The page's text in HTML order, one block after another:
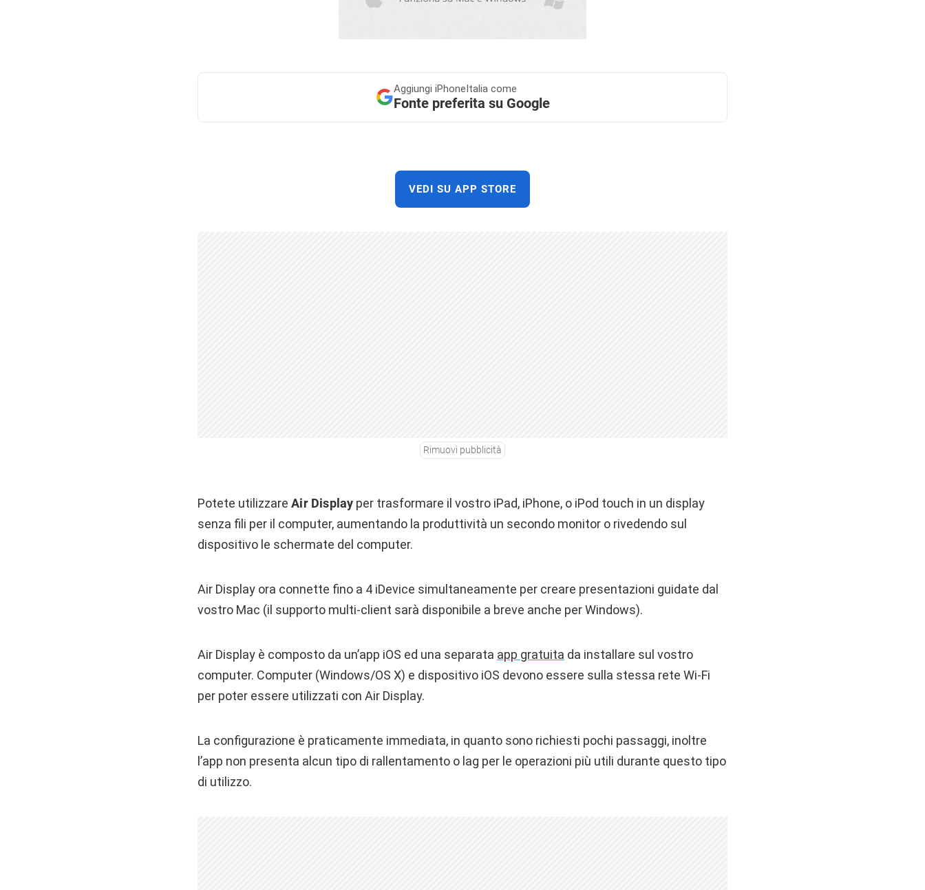
Aggiungi iPhoneItalia come
Fonte preferita su Google
VEDI SU APP STORE
Rimuovi pubblicità
Potete utilizzare Air Display per trasformare il vostro iPad, iPhone, o iPod touch in un display
senza fili per il computer, aumentando la produttività un secondo monitor o rivedendo sul
dispositivo le schermate del computer.
Air Display ora connette fino a 4 iDevice simultaneamente per creare presentazioni guidate dal
vostro Mac (il supporto multi-client sarà disponibile a breve anche per Windows).
Air Display è composto da un’app iOS ed una separata app gratuita da installare sul vostro
computer. Computer (Windows/OS X) e dispositivo iOS devono essere sulla stessa rete Wi-Fi
per poter essere utilizzati con Air Display.
La configurazione è praticamente immediata, in quanto sono richiesti pochi passaggi, inoltre
l’app non presenta alcun tipo di rallentamento o lag per le operazioni più utili durante questo tipo
di utilizzo.